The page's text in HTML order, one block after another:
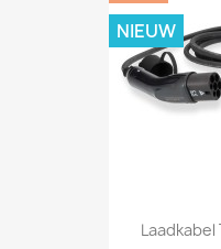
Laadkabel
NIEUW